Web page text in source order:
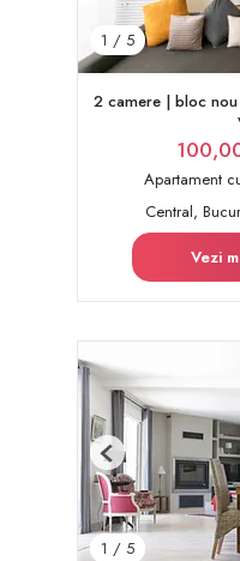
1 / 5
2 camere | bloc
Apartament
Central,
Vezi
1 / 5
Previous